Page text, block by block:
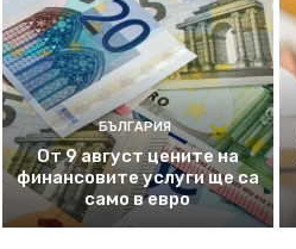
БЪЛГАРИЯ
От 9 август цените на
финансовите услуги ще са
само в евро